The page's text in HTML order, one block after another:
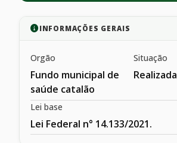
INFORMAÇÕES GERAIS
Orgão
Fundo municipal de
saúde catalão
Situação
Realizada
Lei base
Lei Federal n° 14.133/2021.